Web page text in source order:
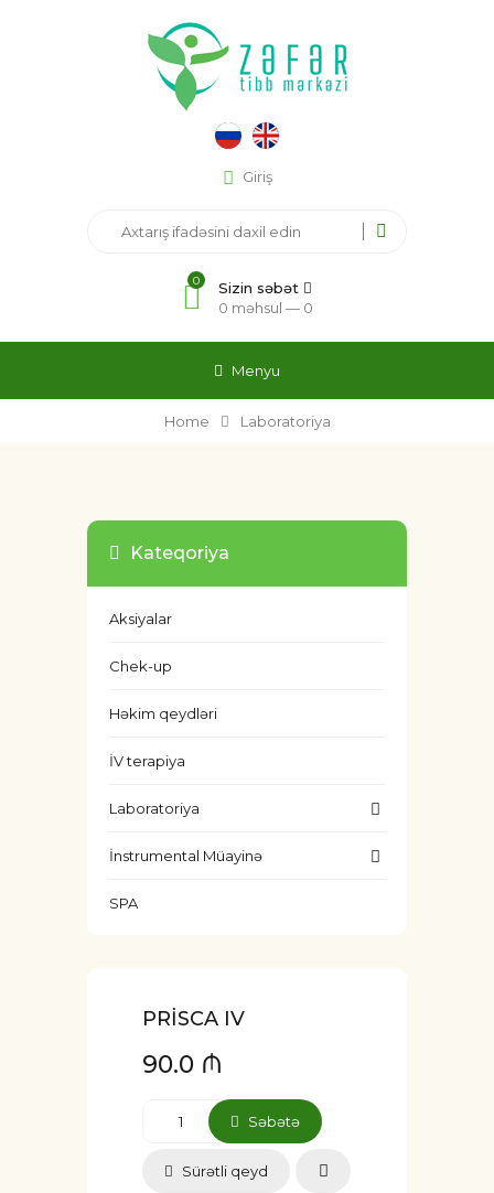
Giriş
0
Sizin səbət
0 məhsul — 0
Menyu
Home Laboratoriya
Kateqoriya
Aksiyalar
Chek-up
Həkim qeydləri
İV terapiya
Laboratoriya
İnstrumental Müayinə
SPA
PRİSCA IV
90.0 ₼
Səbətə
Sürətli qeyd